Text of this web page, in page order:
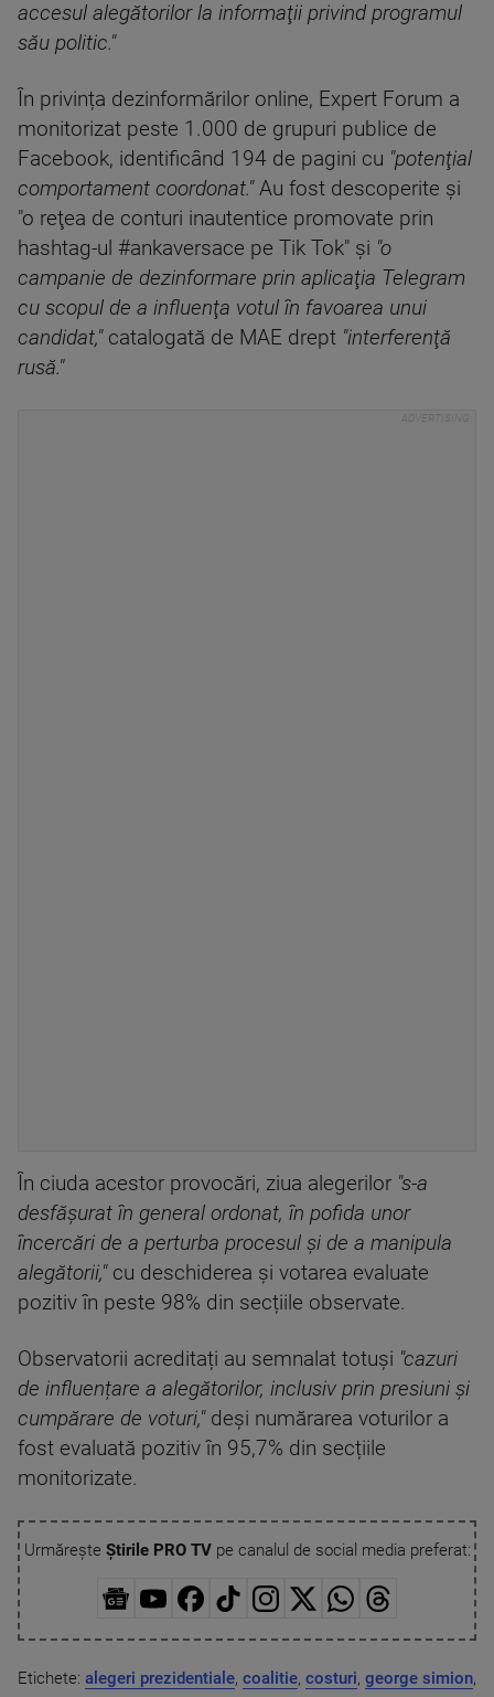
accesul alegătorilor la informaţii privind programul
său politic."
În privința dezinformărilor online, Expert Forum a
monitorizat peste 1.000 de grupuri publice de
Facebook, identificând 194 de pagini cu "potenţial
comportament coordonat."Au fost descoperite și
"o reţea de conturi inautentice promovate prin
hashtag-ul #ankaversace pe Tik Tok" și "o
campanie de dezinformare prin aplicaţia Telegram
cu scopul de a influenţa votul în favoarea unui
candidat,"catalogată de MAE drept "interferenţă
rusă."
În ciuda acestor provocări, ziua alegerilor "s-a
desfăşurat în general ordonat, în pofida unor
încercări de a perturba procesul şi de a manipula
alegătorii,"cu deschiderea și votarea evaluate
pozitiv în peste 98% din secțiile observate.
Observatorii acreditați au semnalat totuși "cazuri
de influențare a alegătorilor, inclusiv prin presiuni și
cumpărare de voturi," deși numărarea voturilor a
fost evaluată pozitiv în 95,7% din secțiile
monitorizate.
Urmărește Știrile PRO TVpe canalul de social media preferat:
Etichete: alegeri prezidentiale, coalitie, costuri, george simion,